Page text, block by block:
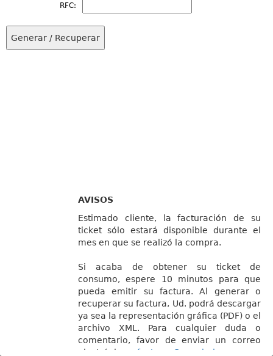
RFC:
AVISOS
Estimado cliente, la facturación de su
ticket sólo estará disponible durante el
mes en que se realizó la compra.
Si acaba de obtener su ticket de
consumo, espere 10 minutos para que
pueda emitir su factura. Al generar o
recuperar su factura, Ud. podrá descargar
ya sea la representación gráfica (PDF) o el
archivo XML. Para cualquier duda o
comentario, favor de enviar un correo
electrónico a facturas@cocobolo.mx